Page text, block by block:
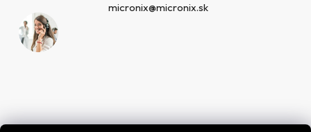
micronix@micronix.sk